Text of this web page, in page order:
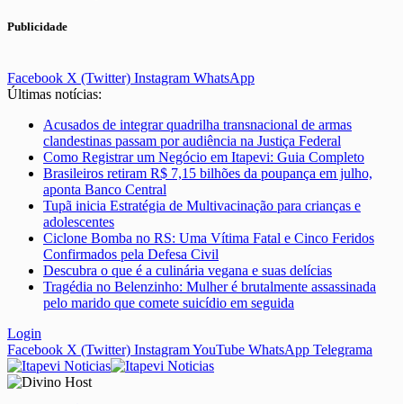
Publicidade
Facebook X (Twitter) Instagram WhatsApp
Últimas notícias:
Acusados de integrar quadrilha transnacional de armas
clandestinas passam por audiência na Justiça Federal
Como Registrar um Negócio em Itapevi: Guia Completo
Brasileiros retiram R$ 7,15 bilhões da poupança em julho,
aponta Banco Central
Tupã inicia Estratégia de Multivacinação para crianças e
adolescentes
Ciclone Bomba no RS: Uma Vítima Fatal e Cinco Feridos
Confirmados pela Defesa Civil
Descubra o que é a culinária vegana e suas delícias
Tragédia no Belenzinho: Mulher é brutalmente assassinada
pelo marido que comete suicídio em seguida
Login
Facebook X (Twitter) InstagramYouTube WhatsApp Telegrama